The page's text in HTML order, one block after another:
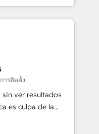
improve
• RevOps &
What
into your
ารติดตั้ง
ver resultados
es culpa de la